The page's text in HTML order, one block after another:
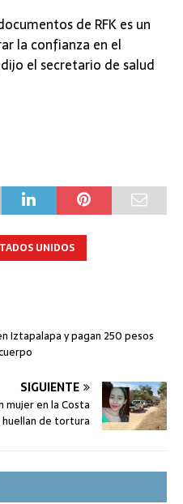
de RFK es un
la confianza en el
el secretario de salud
UNIDOS
Iztapalapa y pagan 250 pesos
SIGUIENTE
mujer en la Costa
de tortura